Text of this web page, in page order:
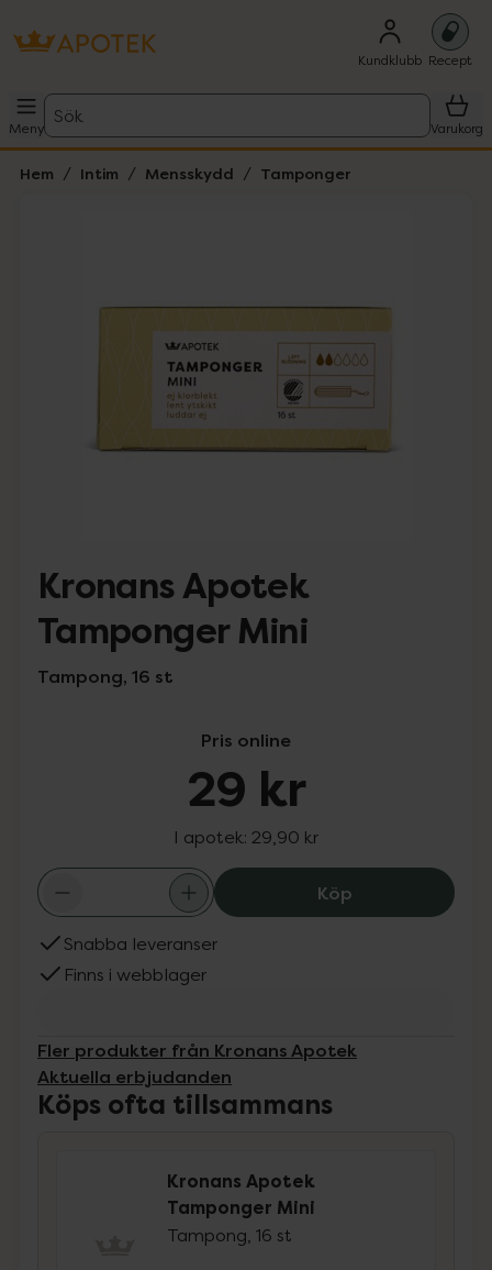
Kundklubb Recept
Meny
Sök
Varukorg
Hem Intim Mensskydd Tamponger
Kronans Apotek
Tamponger Mini
Tampong, 16 st
Pris online
29 kr
I apotek: 29,90 kr
KöpKronans
Snabba leveranser
Finns i webblager
Fler produkter från Kronans Apotek
Aktuella erbjudanden
Köps ofta tillsammans
Kronans Apotek
Tamponger Mini
Tampong, 16 st